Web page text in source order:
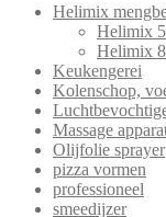
Helimix
Helimix
Helimix
Keukengerei
Kolenschop,
Massage
Olijfolie sprayer
pizza vormen
professioneel
smeedijzer